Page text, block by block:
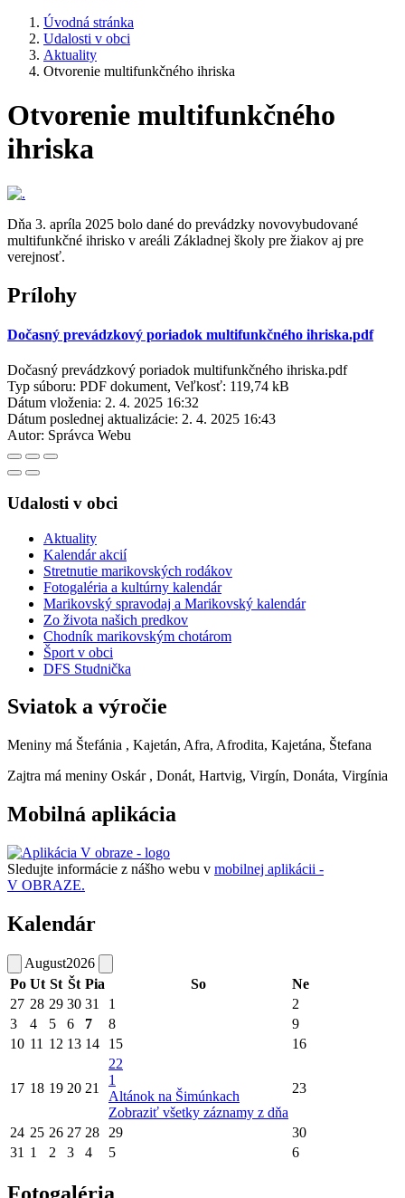
Úvodná stránka
Udalosti v obci
Aktuality
Otvorenie multifunkčného ihriska
Otvorenie multifunkčného
ihriska
Dňa 3. apríla 2025 bolo dané do prevádzky novovybudované
multifunkčné ihrisko v areáli Základnej školy pre žiakov aj pre
verejnosť.
Prílohy
Dočasný prevádzkový poriadok multifunkčného ihriska.pdf
Dočasný prevádzkový poriadok multifunkčného ihriska.pdf
Typ súboru: PDF dokument, Veľkosť: 119,74 kB
Dátum vloženia: 2. 4. 2025 16:32
Dátum poslednej aktualizácie: 2. 4. 2025 16:43
Autor: Správca Webu
Udalosti v obci
Aktuality
Kalendár akcií
Stretnutie marikovských rodákov
Fotogaléria a kultúrny kalendár
Marikovský spravodaj a Marikovský kalendár
Zo života našich predkov
Chodník marikovským chotárom
Šport v obci
DFS Studnička
Sviatok a výročie
Meniny má Štefánia , Kajetán, Afra, Afrodita, Kajetána, Štefana
Zajtra má meniny Oskár , Donát, Hartvig, Virgín, Donáta, Virgínia
Mobilná aplikácia
Sledujte informácie z nášho webu v mobilnej aplikácii -
V OBRAZE.
Kalendár
August2026
Po Ut St Št Pia So
Ne
27 28 29 30 31 1
2
3
4 5 6 7 8
9
10 11 12 13 14 15 16
17 18 19 20 21
22
1
Altánok na Šimúnkach
Zobraziť všetky záznamy z dňa
23
24 25 26 27 28 29
30
31 1 2 3 4 5 6